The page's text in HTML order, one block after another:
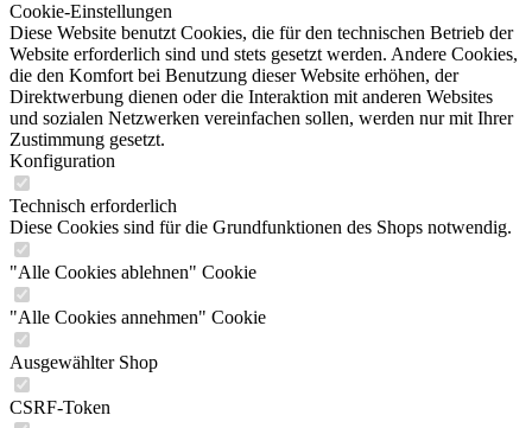
Cookie-Einstellungen
Diese Website benutzt Cookies, die für den technischen Betrieb der
Website erforderlich sind und stets gesetzt werden. Andere Cookies,
die den Komfort bei Benutzung dieser Website erhöhen, der
Direktwerbung dienen oder die Interaktion mit anderen Websites
und sozialen Netzwerken vereinfachen sollen, werden nur mit Ihrer
Zustimmung gesetzt.
Konfiguration
Technisch erforderlich
Diese Cookies sind für die Grundfunktionen des Shops notwendig.
"Alle Cookies ablehnen" Cookie
"Alle Cookies annehmen" Cookie
Ausgewählter Shop
CSRF-Token